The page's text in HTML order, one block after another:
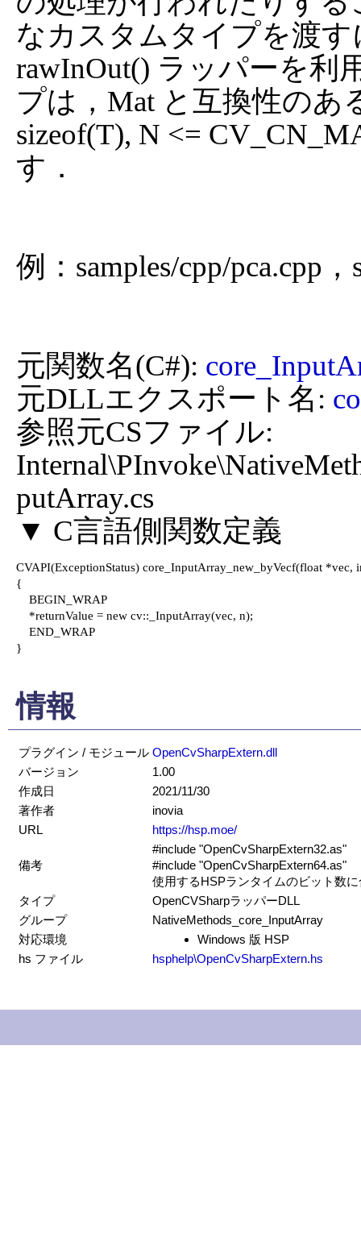
なカスタムタイプを渡す
rawInOut() ラッパーを利
プは，Mat と互換性のあ
sizeof(T), N <=
す．
例：samples/cpp/pca.cpp
元関数名(C#):
元DLLエクスポート名:
参照元CSファイル:
putArray.cs
CVAPI(ExceptionStatus) core_InputArray_new_byVecf(float
{
    BEGIN_WRAP
    *returnValue = new cv::_InputArray(vec, n);
    END_WRAP
}
情報
プラグイン / モジュール OpenCvSharpExtern.dll
バージョン
1.00
作成日
2021/11/30
著作者
inovia
URL
https://hsp.moe/
備考
#include "OpenCvSharpExtern32.as"
#include "OpenCvSharpExtern64.as"
使用するHSPランタイムのビット数
タイプ
OpenCVSharpラッパーDLL
グループ
NativeMethods_core_InputArray
対応環境
Windows 版 HSP
hs ファイル
hsphelp\OpenCvSharpExtern.hs